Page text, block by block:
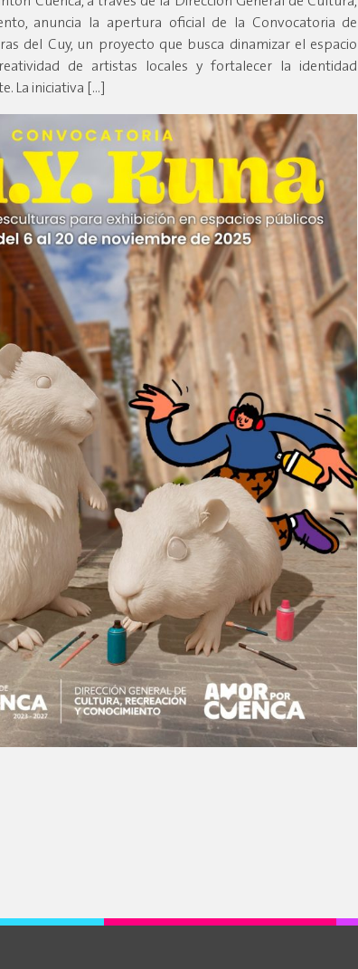
anuncia la apertura oficial de la Convocatoria de
del Cuy, un proyecto que busca dinamizar el espacio
de artistas locales y fortalecer la identidad
La iniciativa […]